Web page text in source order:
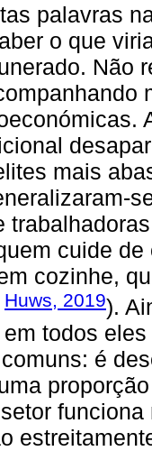
palavras
o que
Não
mais
cuide
cozinhe,
Huws, 2019).
todos
é